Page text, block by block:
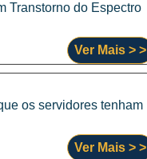
Transtorno do Espectro
Ver Mais > >
os servidores tenham
Ver Mais > >